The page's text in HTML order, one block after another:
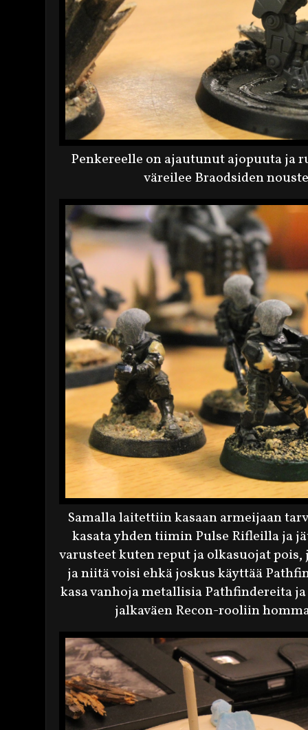
Penkereelle on ajautunut ajopuuta ja
väreilee Braodsiden
Samalla laitettiin kasaan armeijaan
kasata yhden tiimin Pulse Rifleilla ja
varusteet kuten reput ja olkasuojat
ja niitä voisi ehkä joskus käyttää
kasa vanhoja metallisia Pathfindereita
jalkaväen Recon-rooliin